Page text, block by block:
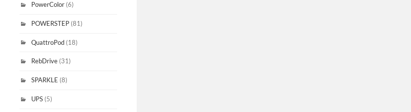
PowerColor (6)
POWERSTEP (81)
QuattroPod (18)
RebDrive (31)
SPARKLE (8)
UPS (5)